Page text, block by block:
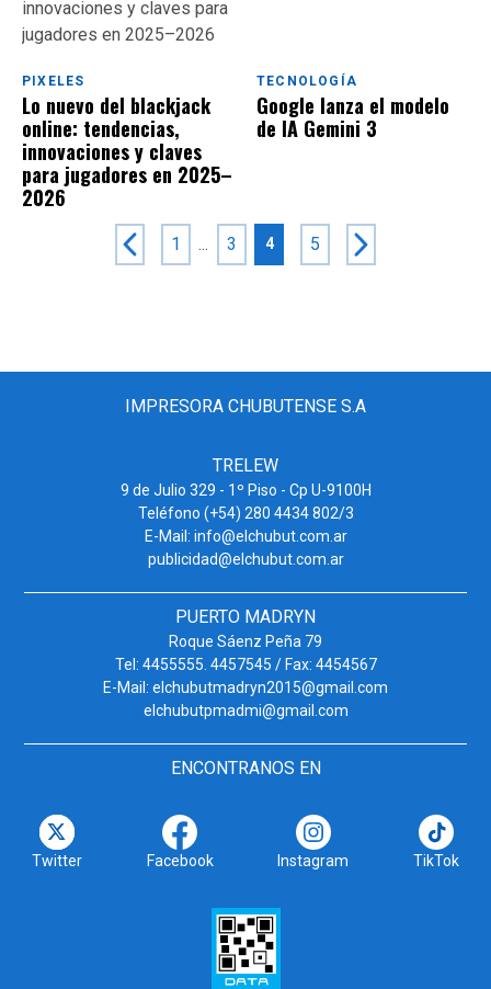
PIXELES
Lo nuevo del blackjack
online: tendencias,
innovaciones y claves
para jugadores en 2025–
2026
TECNOLOGÍA
Google lanza el modelo
de IA Gemini 3
1 ... 3 4 5
IMPRESORA CHUBUTENSE S.A
TRELEW
9 de Julio 329 - 1º Piso - Cp U-9100H
Teléfono (+54) 280 4434 802/3
E-Mail: info@elchubut.com.ar
publicidad@elchubut.com.ar
PUERTO MADRYN
Roque Sáenz Peña 79
Tel: 4455555. 4457545 / Fax: 4454567
E-Mail: elchubutmadryn2015@gmail.com
elchubutpmadmi@gmail.com
ENCONTRANOS EN
Twitter Facebook Instagram TikTok